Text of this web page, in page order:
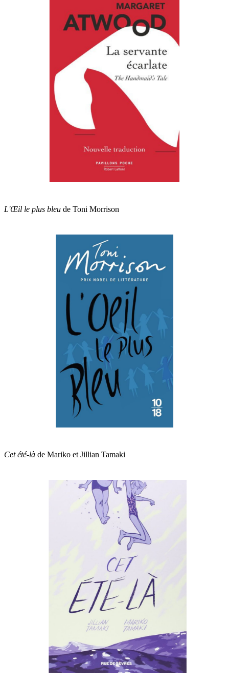
L'Œil le plus bleu de Toni Morrison
Cet été-là de Mariko et Jillian Tamaki